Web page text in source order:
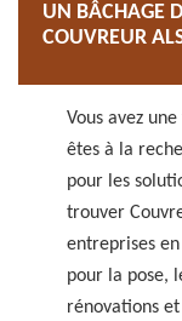
UN BÂCHAGE
COUVREUR
Vous avez
êtes à la
pour les
trouver
entreprises
pour la pose,
rénovations